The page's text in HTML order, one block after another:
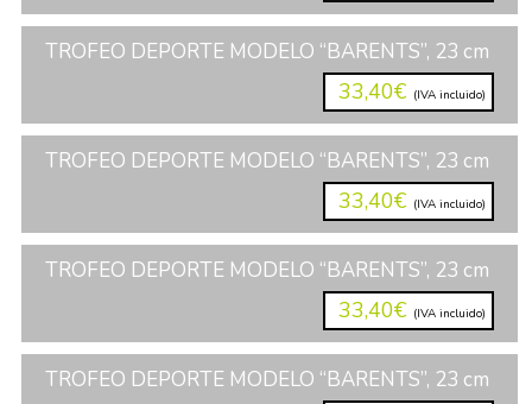
TROFEO DEPORTE MODELO “BARENTS”, 23 cm
33,40€ (IVA incluido)
TROFEO DEPORTE MODELO “BARENTS”, 23 cm
33,40€ (IVA incluido)
TROFEO DEPORTE MODELO “BARENTS”, 23 cm
33,40€ (IVA incluido)
TROFEO DEPORTE MODELO “BARENTS”, 23 cm